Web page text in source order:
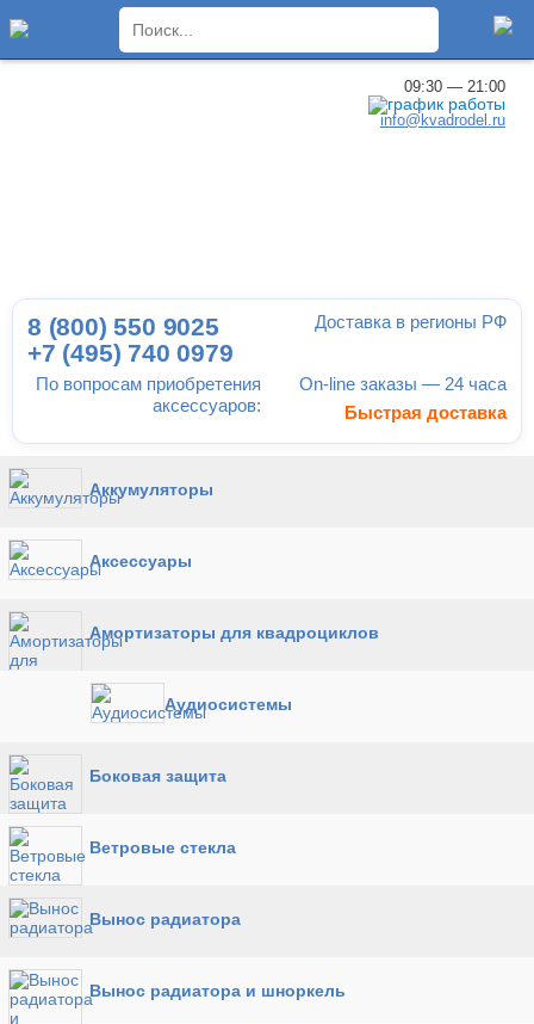
09:30 — 21:00
info@kvadrodel.ru
По вопросам приобретения
аксессуаров:
8 (800) 550 9025
+7 (495) 740 0979
Доставка в регионы РФ
On-line заказы — 24 часа
Быстрая доставка
Аккумуляторы
Аксессуары
Амортизаторы для квадроциклов
Аудиосистемы
Боковая защита
Ветровые стекла
Вынос радиатора
Вынос радиатора и шноркель
×